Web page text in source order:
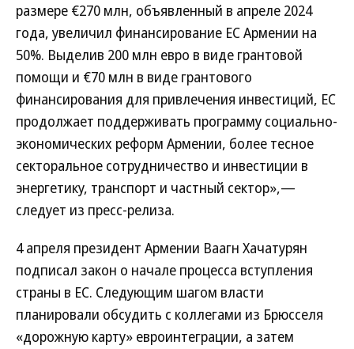
размере €270 млн, объявленный в апреле 2024
года, увеличил финансирование ЕС Армении на
50%. Выделив 200 млн евро в виде грантовой
помощи и €70 млн в виде грантового
финансирования для привлечения инвестиций, ЕС
продолжает поддерживать программу социально-
экономических реформ Армении, более тесное
секторальное сотрудничество и инвестиции в
энергетику, транспорт и частный сектор»,—
следует из пресс-релиза.
4 апреля президент Армении Ваагн Хачатурян
подписал закон о начале процесса вступления
страны в ЕС. Следующим шагом власти
планировали обсудить с коллегами из Брюсселя
«дорожную карту» евроинтеграции, а затем